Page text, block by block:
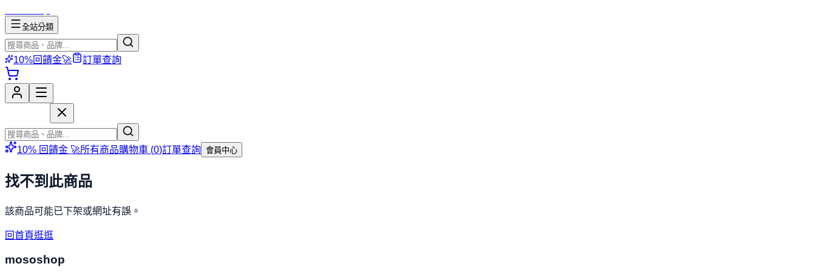
全站分類
10%回饋金🚀 訂單查詢
10% 回饋金 🚀所有商品購物車 (0)訂單查詢 會員中心
找不到此商品
該商品可能已下架或網址有誤。
回首頁逛逛
mososhop